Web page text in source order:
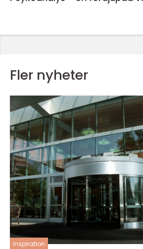
Fler nyheter
inspiration